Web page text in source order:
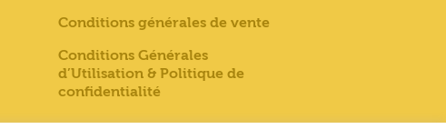
Conditions générales de vente
Conditions Générales
d’Utilisation & Politique de
confidentialité